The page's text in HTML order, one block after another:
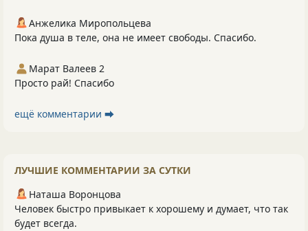
Анжелика Миропольцева
Пока душа в теле, она не имеет свободы. Спасибо.
Марат Валеев 2
Просто рай! Спасибо
ещё комментарии ⮕
ЛУЧШИЕ КОММЕНТАРИИ ЗА СУТКИ
Наташа Воронцова
Человек быстро привыкает к хорошему и думает, что так
будет всегда.